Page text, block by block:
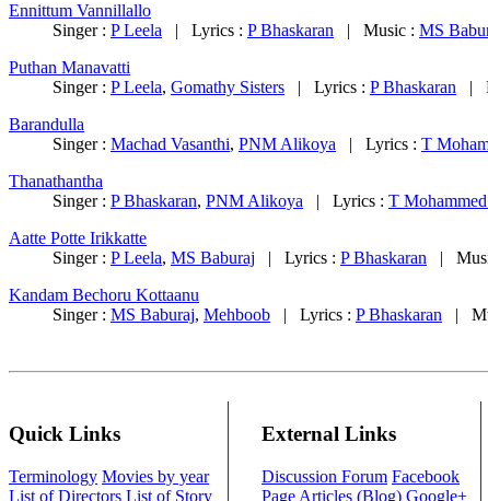
Ennittum Vannillallo
Singer : P Leela | Lyrics : P Bhaskaran | Music : MS
Puthan Manavatti
Singer : P Leela, Gomathy Sisters | Lyrics : P Bhaskaran |
Barandulla
Singer : Machad Vasanthi, PNM Alikoya | Lyrics : T
Thanathantha
Singer : P Bhaskaran, PNM Alikoya | Lyrics : T
Aatte Potte Irikkatte
Singer : P Leela, MS Baburaj | Lyrics : P Bhaskaran |
Kandam Bechoru Kottaanu
Singer : MS Baburaj, Mehboob | Lyrics : P Bhaskaran |
Quick Links
Terminology Movies by year
List of Directors List of Story
External Links
Discussion Forum Facebook
Page Articles (Blog) Google+